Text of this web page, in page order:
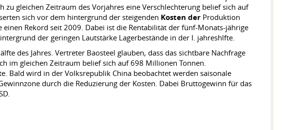
gleichen Zeitraum des Vorjahres eine Verschlechterung belief sich auf
sich vor dem hintergrund der steigenden Kosten der Produktion
Rekord seit 2009. Dabei ist die Rentabilität der fünf-Monats-jährige
der geringen Lautstärke Lagerbestände in der I. jahreshlfte.
des Jahres. Vertreter Baosteel glauben, dass das sichtbare Nachfrage
im gleichen Zeitraum belief sich auf 698 Millionen Tonnen.
Bald wird in der Volksrepublik China beobachtet werden saisonale
durch die Reduzierung der Kosten. Dabei Bruttogewinn für das